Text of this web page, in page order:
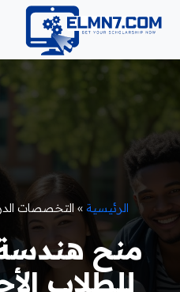
الرئيسية »التخصصات
منح هندسة
للطلاب